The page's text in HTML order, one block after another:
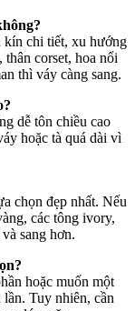
kín chi tiết, xu hướng
corset, hoa nổi
thì váy càng sang.
dễ tôn chiều cao
hoặc tà quá dài vì
chọn đẹp nhất. Nếu
các tông ivory,
sang hơn.
hoặc muốn một
Tuy nhiên, cần